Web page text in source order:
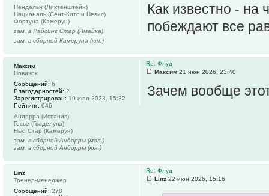
Как известно - на
побеждают все
Нендельн (Лихтенштейн)
Националь (Сент-Китс и Невис)
Фортуна (Камерун)
зам. в Райсинг Стар (Ямайка)
зам. в сборной Камеруна (юн.)
Re: Флуд
Максим 21 июн 2026, 23:40
Зачем вообще
Максим
Новичок
Сообщений: 6
Благодарностей: 2
Зарегистрирован: 19 июл 2023, 15:32
Рейтинг: 646
Андорра (Испания)
Госье (Гваделупа)
Нью Стар (Камерун)
зам. в сборной Андорры (мол.)
зам. в сборной Андорры (юн.)
Re: Флуд
Linz 22 июн 2026, 15:16
Linz
Тренер-менеджер
Сообщений: 278